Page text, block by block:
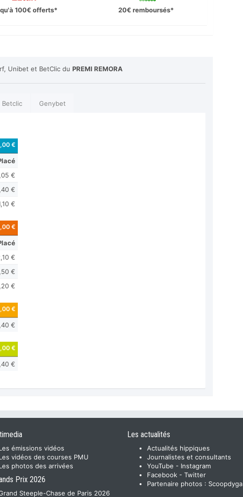
100€ offerts* 20€ remboursés*
Unibet et BetClic du PREMI REMORA
Betclic Genybet
€
€
€
€
€
€
€
€
€
€
€
€
émissions vidéos
vidéos des courses PMU
photos des arrivées
Prix 2026
Steeple-Chase de Paris 2026
Les actualités
Actualités hippiques
Journalistes et consultants
YouTube - Instagram
Facebook - Twitter
Partenaire photos : Scoopdyga